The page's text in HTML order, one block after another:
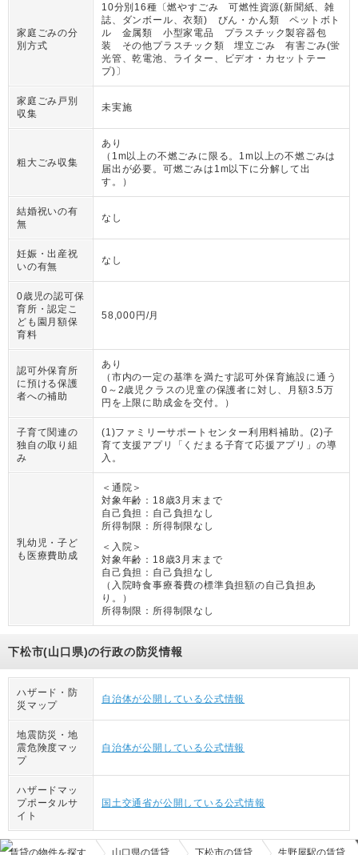
家庭ごみの分
別方式
10分別16種〔燃やすごみ 可燃性資源(新聞紙、雑
誌、ダンボール、衣類) びん・かん類 ペットボト
ル 金属類 小型家電品 プラスチック製容器包
装 その他プラスチック類 埋立ごみ 有害ごみ(蛍
光管、乾電池、ライター、ビデオ・カセットテー
プ)〕
家庭ごみ戸別
収集
未実施
粗大ごみ収集
あり
（ 1m以上の不燃ごみに限る。1m以上の不燃ごみは
届出が必要。可燃ごみは1m以下に分解して出
す。
）
結婚祝いの有
無
なし
妊娠・出産祝
いの有無
なし
0歳児の認可保
育所・認定こ
ども園月額保
育料
58,000円/月
認可外保育所
に預ける保護
者への補助
あり
（ 市内の一定の基準を満たす認可外保育施設に通う
0～2歳児クラスの児童の保護者に対し、月額3.5万
円を上限に助成金を交付。
）
子育て関連の
独自の取り組
み
(1)ファミリーサポートセンター利用料補助。(2)子
育て支援アプリ「くだまる子育て応援アプリ」の導
入。
乳幼児・子ど
も医療費助成
＜通院＞
対象年齢： 18歳3月末まで
自己負担： 自己負担なし
所得制限： 所得制限なし
＜入院＞
対象年齢： 18歳3月末まで
自己負担： 自己負担なし
（ 入院時食事療養費の標準負担額の自己負担あ
り。
）
所得制限： 所得制限なし
下松市(山口県)の行政の防災情報
ハザード・防
災マップ
自治体が公開している公式情報
地震防災・地
震危険度マッ
プ
自治体が公開している公式情報
ハザードマッ
プポータルサ
イト
国土交通省が公開している公式情報
賃貸の物件を探す 山口県の賃貸 下松市の賃貸 生野屋駅の賃貸